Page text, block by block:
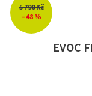
5 790 Kč
–48 %
EVOC